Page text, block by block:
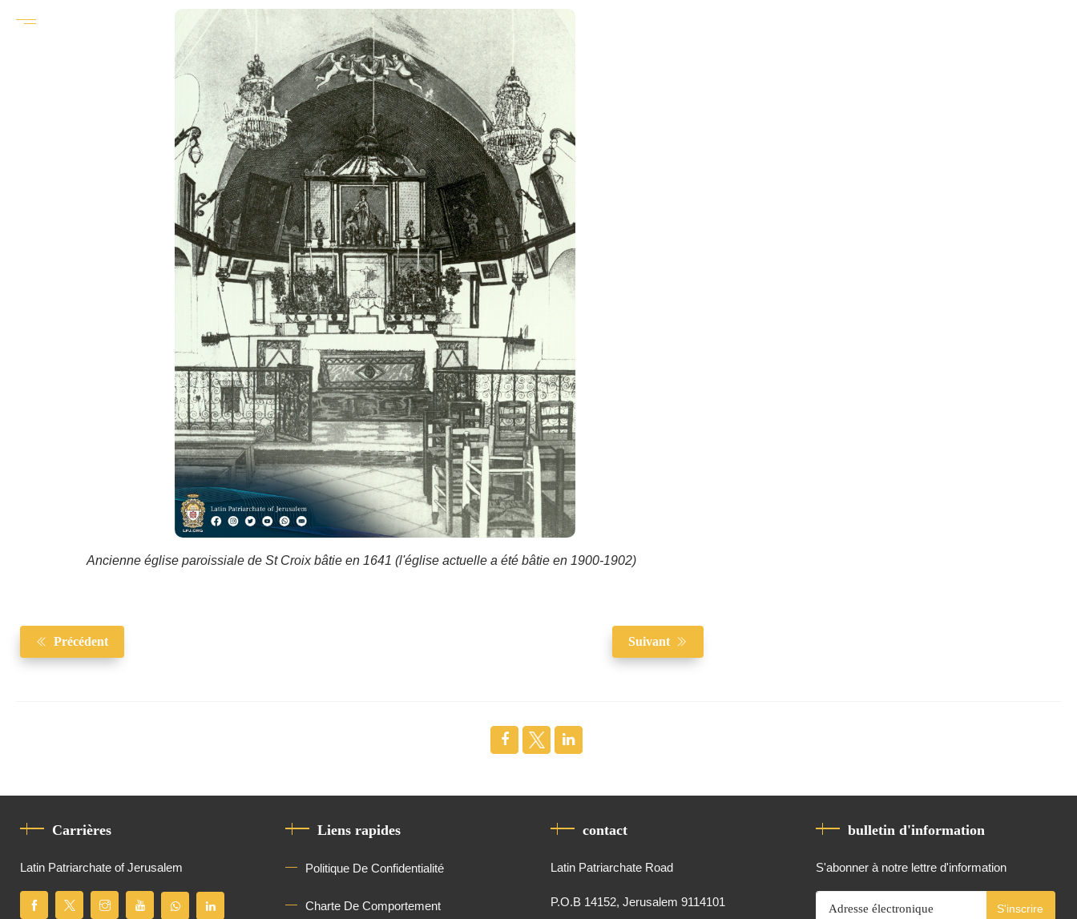
Ancienne église paroissiale de St Croix bâtie en 1641 (l'église actuelle a été bâtie en 1900-1902)
Précédent Suivant
Carrières
Latin Patriarchate of Jerusalem
Liens rapides
Politique De Confidentialité
Charte De Comportement
contact
Latin Patriarchate Road
P.O.B 14152, Jerusalem 9114101
bulletin d'information
S'abonner à notre lettre d'information
S'inscrire